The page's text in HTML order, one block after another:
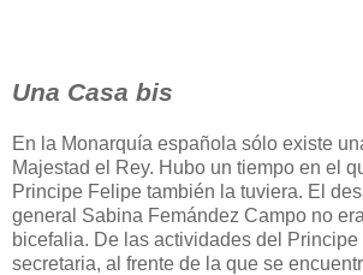
Una Casa bis
En la Monarquía española sólo existe
Majestad el Rey. Hubo un tiempo en el
Principe Felipe también la tuviera. El
general Sabina Femández Campo no
bicefalia. De las actividades del
secretaria, al frente de la que se